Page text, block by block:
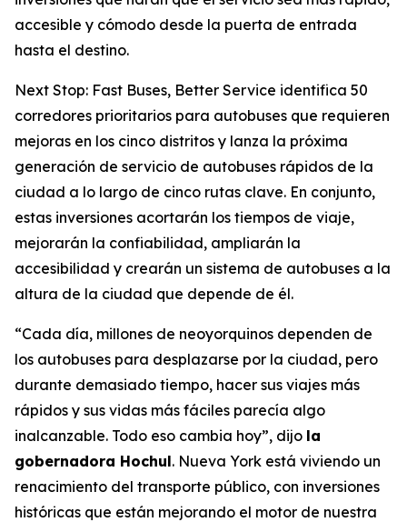
accesible y cómodo desde la puerta de entrada
hasta el destino.
Next Stop: Fast Buses, Better Service identifica 50
corredores prioritarios para autobuses que requieren
mejoras en los cinco distritos y lanza la próxima
generación de servicio de autobuses rápidos de la
ciudad a lo largo de cinco rutas clave. En conjunto,
estas inversiones acortarán los tiempos de viaje,
mejorarán la confiabilidad, ampliarán la
accesibilidad y crearán un sistema de autobuses a la
altura de la ciudad que depende de él.
“Cada día, millones de neoyorquinos dependen de
los autobuses para desplazarse por la ciudad, pero
durante demasiado tiempo, hacer sus viajes más
rápidos y sus vidas más fáciles parecía algo
inalcanzable. Todo eso cambia hoy”, dijo la
gobernadora Hochul. Nueva York está viviendo un
renacimiento del transporte público, con inversiones
históricas que están mejorando el motor de nuestra